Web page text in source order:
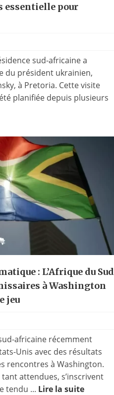
essentielle pour
sud-africaine a
du président ukrainien,
à Pretoria. Cette visite
planifiée depuis plusieurs
: L’Afrique du Sud
à Washington
jeu
africaine récemment
Unis avec des résultats
rencontres à Washington.
tant attendues, s’inscrivent
tendu ... Lire la suite